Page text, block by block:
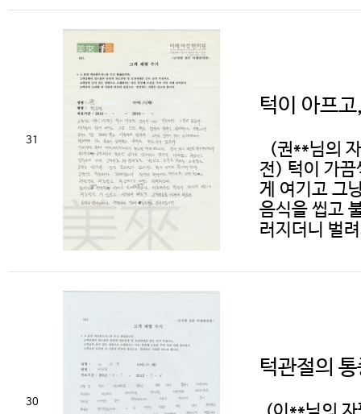
31
턱이 아프
(권**님의
전) 턱이 가끔
게 여기고 그
음식을 씹고
러지더니 벌
30
턱관절의